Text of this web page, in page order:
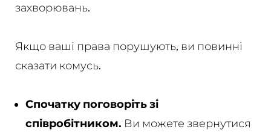
захворювань.
Якщо ваші права порушують, ви повинні
сказати комусь.
Спочатку поговоріть зі
співробітником. Ви можете звернутися